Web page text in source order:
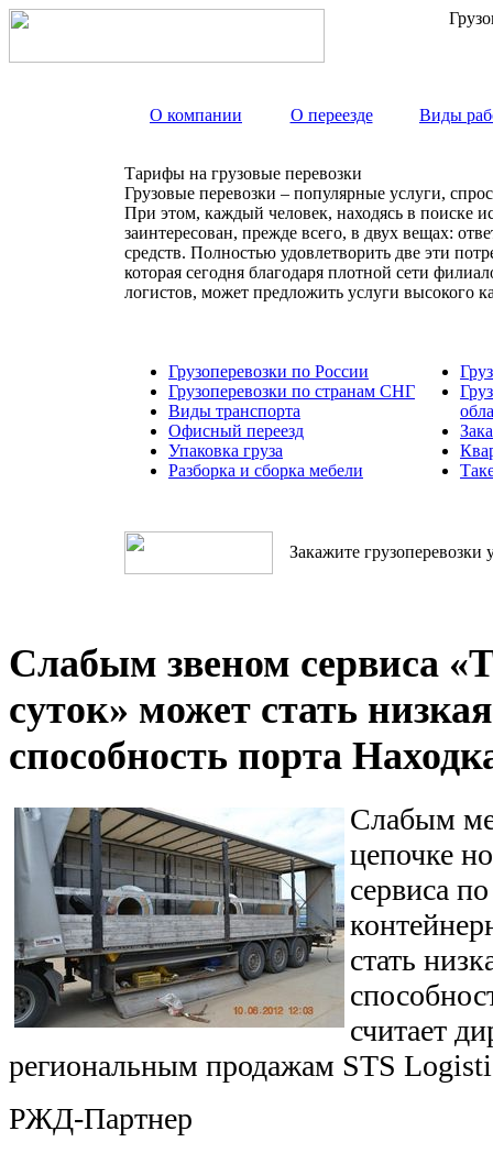
О компании О переезде Виды
Тарифы на грузовые перевозки
Грузовые перевозки – популярные услуги,
При этом, каждый человек, находясь в поиске
заинтересован, прежде всего, в двух вещах:
средств. Полностью удовлетворить две эти
которая сегодня благодаря плотной сети
логистов, может предложить услуги высокого
Грузоперевозки по России
Грузоперевозки по странам СНГ
Виды транспорта
Офисный переезд
Упаковка груза
Разборка и сборка мебели
Закажите грузоперевозки
Слабым звеном сервиса
суток» может стать
способность порта
Слабым
цепочке
сервиса
стать
считает
региональным продажам STS
РЖД-Партнер